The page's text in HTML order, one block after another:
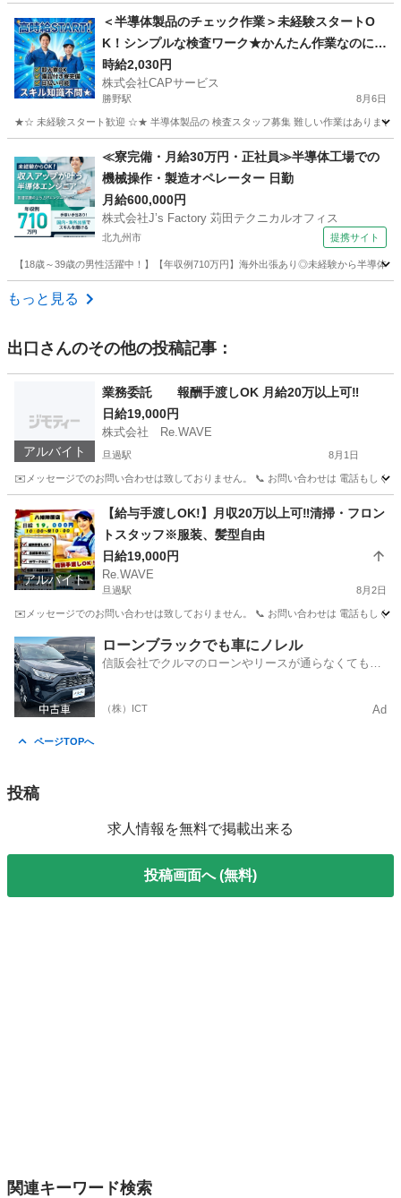
大牟田駅 工場 給料
＜半導体製品のチェック作業＞未経験スタートO
K！シンプルな検査ワーク★かんたん作業なのに高
時給◎安定した収入を目指せます！
時給2,030円
株式会社CAPサービス
勝野駅 8月6日
★☆ 未経験スタート歓迎 ☆★ 半導体製品の 検査スタッフ募集 難しい作業はありませ
勝野駅 工場 時給
≪寮完備・月給30万円・正社員≫半導体工場での
機械操作・製造オペレーター 日勤
月給600,000円
株式会社J’s Factory 苅田テクニカルオフィス
北九州市 提携サイト
【18歳～39歳の男性活躍中！】【年収例710万円】海外出張あり◎未経験から半導体
福岡 北九州市
もっと見る
出口 さんのその他の投稿記事：
アルバイト
業務委託 報酬手渡しOK 月給20万以上可‼︎
日給19,000円
株式会社 Re.WAVE
旦過駅 8月1日
✉️メッセージでのお問い合わせは致しておりません。 📞 お問い合わせは 電話もしく
旦過駅 スタッフ
アルバイト
【給与手渡しOK!】月収20万以上可‼︎清掃・フロン
トスタッフ※服装、髪型自由
日給19,000円
Re.WAVE
旦過駅 8月2日
✉️メッセージでのお問い合わせは致しておりません。 📞 お問い合わせは 電話もしく
福岡 北九州市 旦過駅 清掃 スタッフ
ローンブラックでも車にノレル
信販会社でクルマのローンやリースが通らなくてもク
（株）ICT Ad
ページTOPへ
投稿
求人情報を無料で掲載出来る
投稿画面へ (無料)
関連キーワード検索